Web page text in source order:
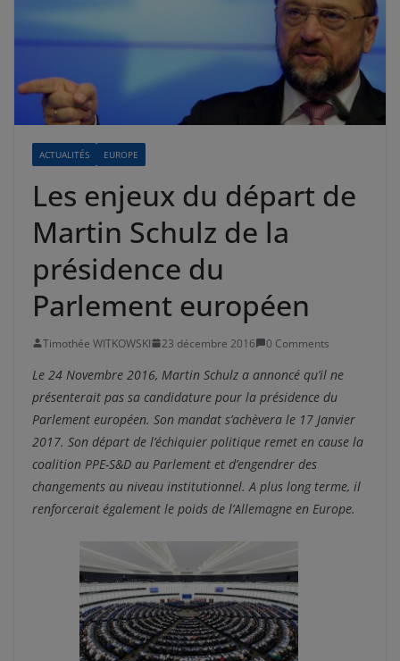
ACTUALITÉS EUROPE
Les enjeux du départ de
Martin Schulz de la
présidence du
Parlement européen
Timothée WITKOWSKI 23 décembre 2016 0 Comments
Le 24 Novembre 2016, Martin Schulz a annoncé qu’il ne
présenterait pas sa candidature pour la présidence du
Parlement européen. Son mandat s’achèvera le 17 Janvier
2017. Son départ de l’échiquier politique remet en cause la
coalition PPE-S&D au Parlement et d’engendrer des
changements au niveau institutionnel. A plus long terme, il
renforcerait également le poids de l’Allemagne en Europe.